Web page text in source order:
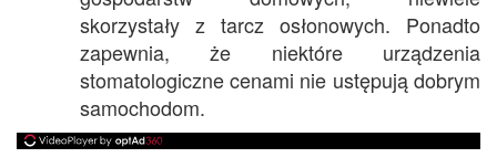
skorzystały z tarcz osłonowych. Ponadto
zapewnia, że niektóre urządzenia
stomatologiczne cenami nie ustępują dobrym
samochodom.